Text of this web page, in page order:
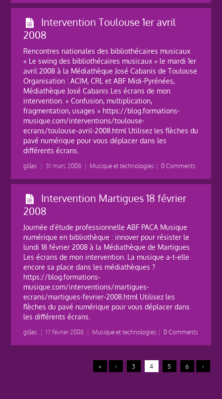
Intervention Toulouse 1er avril
2008
Rencontres nationales des bibliothécaires musicaux
« Le swing des bibliothécaires musicaux » le mardi 1er
avril 2008 à la Médiathèque José Cabanis de Toulouse
Organisation : ACIM, CRL et ABF Midi-Pyrénées,
Médiathèque José Cabanis Les écrans de mon
intervention. « Confusion, multiplication,
fragmentation, usages » https://blog.formations-
musique.com/interventions/toulouse-
ecrans/toulouse-avril-2008.html Utilisez les flèches du
pavé numérique pour vous déplacer dans les
différents écrans.
gilles 31 mars 2008 Musique et technologies 0 Comments
Intervention Martigues 18 février
2008
Journée d’étude professionnelle ABF PACA Musique
numérique en bibliothèque : innover pour résister le
lundi 18 février 2008 à la Médiathèque de Martigues
Les écrans de mon intervention. La musique a-t-elle
encore sa place dans les médiathèques ?
https://blog.formations-
musique.com/interventions/martigues-
ecrans/martigues-fevrier-2008.html Utilisez les
flèches du pavé numérique pour vous déplacer dans
les différents écrans.
gilles 17 février 2008 Musique et technologies 0 Comments
« ‹ 3 4 5 6 ›